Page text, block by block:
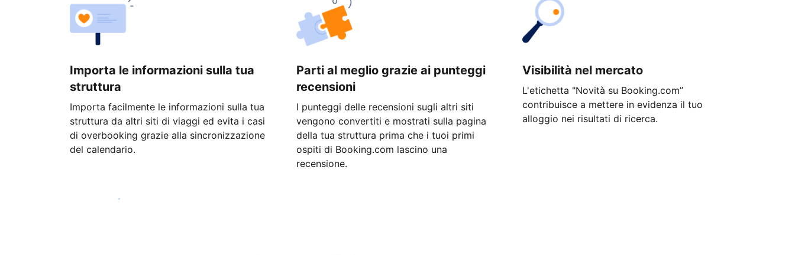
Importa le informazioni sulla tua
struttura
Importa facilmente le informazioni sulla tua
struttura da altri siti di viaggi ed evita i casi
di overbooking grazie alla sincronizzazione
del calendario.
Parti al meglio grazie ai punteggi
recensioni
I punteggi delle recensioni sugli altri siti
vengono convertiti e mostrati sulla pagina
della tua struttura prima che i tuoi primi
ospiti di Booking.com lascino una
recensione.
Visibilità nel mercato
L'etichetta "Novità su Booking.com”
contribuisce a mettere in evidenza il tuo
alloggio nei risultati di ricerca.
Inizia oggi stesso